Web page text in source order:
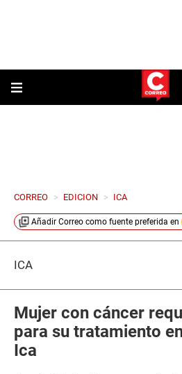
CORREO > EDICION > ICA
Añadir Correo como fuente preferida en
ICA
Mujer con cáncer
para su tratamiento
Ica